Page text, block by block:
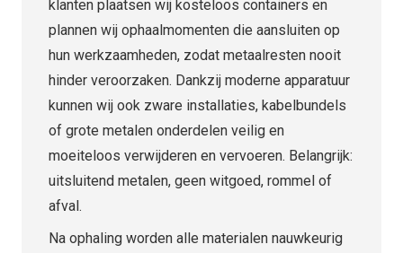
klanten plaatsen wij kosteloos containers en
plannen wij ophaalmomenten die aansluiten op
hun werkzaamheden, zodat metaalresten nooit
hinder veroorzaken. Dankzij moderne apparatuur
kunnen wij ook zware installaties, kabelbundels
of grote metalen onderdelen veilig en
moeiteloos verwijderen en vervoeren. Belangrijk:
uitsluitend metalen, geen witgoed, rommel of
afval.
Na ophaling worden alle materialen nauwkeurig